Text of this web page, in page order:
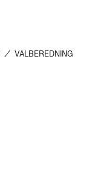
/ VALBEREDNING